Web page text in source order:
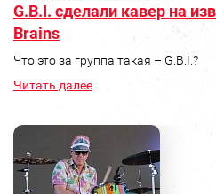
G.B.I. сделали кавер на
Brains
Что это за группа такая – G.B.I.?
Читать далее